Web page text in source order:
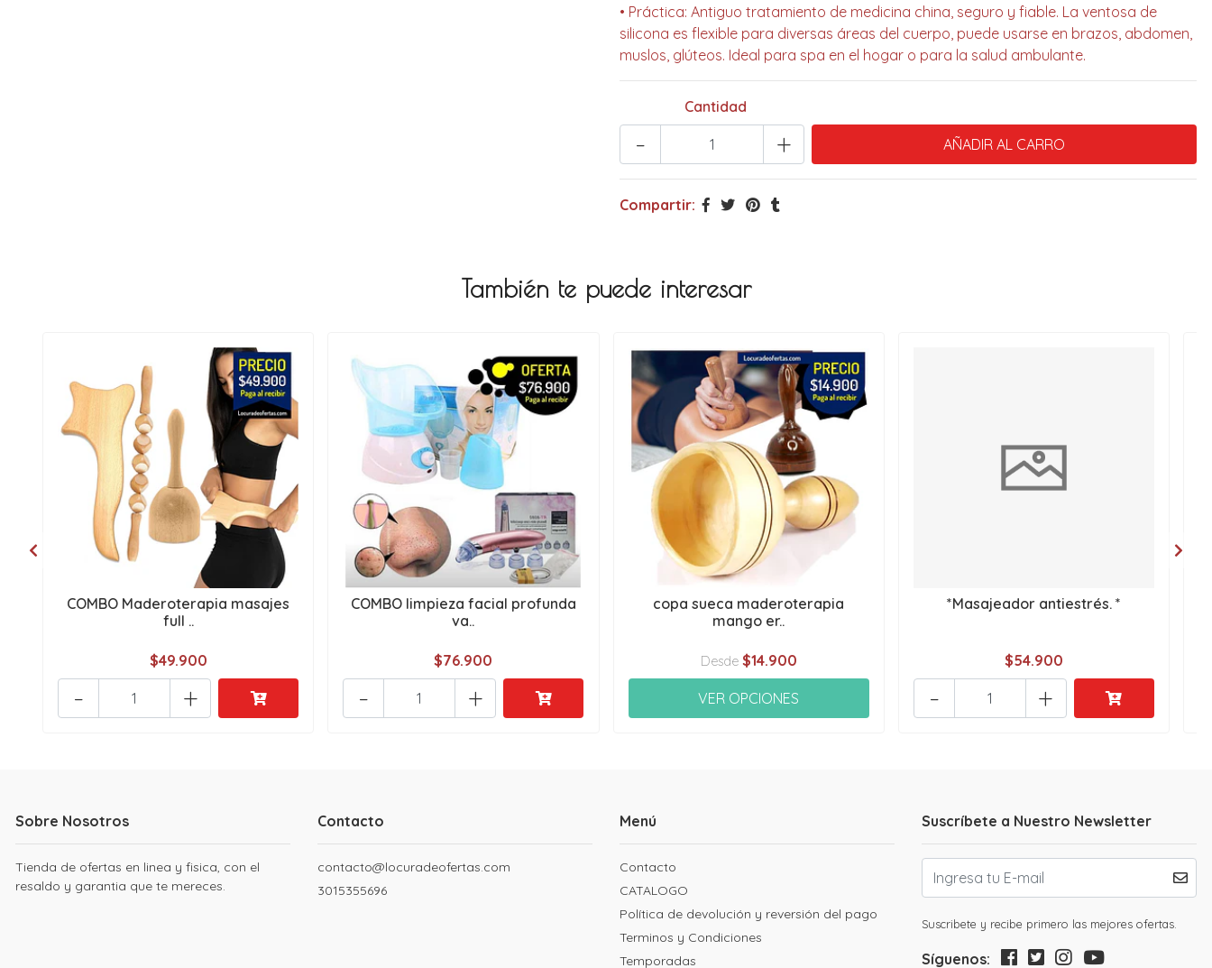
• Práctica: Antiguo tratamiento de medicina china, seguro y fiable. La ventosa de
silicona es flexible para diversas áreas del cuerpo, puede usarse en brazos, abdomen,
muslos, glúteos. Ideal para spa en el hogar o para la salud ambulante.
Cantidad
+
-
Compartir:
También te puede interesar
COMBO Maderoterapia masajes
full ..
$49.900
+
-
COMBO limpieza facial profunda
va..
$76.900
+
-
copa sueca maderoterapia
mango er..
Desde $14.900
VER OPCIONES
*Masajeador antiestrés. *
$54.900
+
-
Sobre Nosotros
Tienda de ofertas en linea y fisica, con el
resaldo y garantia que te mereces.
Contacto
contacto@locuradeofertas.com
3015355696
Menú
Contacto
CATALOGO
Política de devolución y reversión del pago
Terminos y Condiciones
Temporadas
Suscríbete a Nuestro Newsletter
Suscribete y recibe primero las mejores ofertas.
Síguenos: